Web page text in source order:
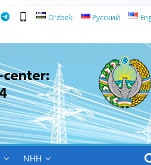
Oʻzbek Русский
NHH